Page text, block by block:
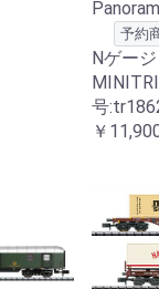
予約
Nゲージ
号
￥